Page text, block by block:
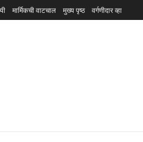
मार्मिकची वाटचाल मुख्य पृष्ठ वर्गणीदार व्हा